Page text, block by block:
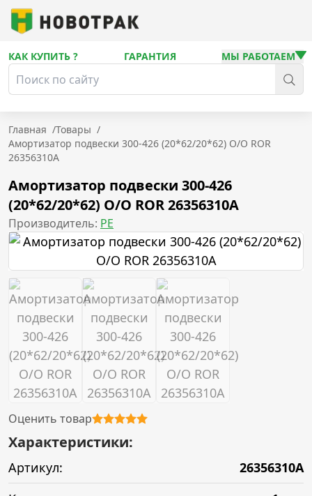
КАК КУПИТЬ ? ГАРАНТИЯ МЫ РАБОТАЕМ
Главная /Товары /
Амортизатор подвески 300-426 (20*62/20*62) O/O ROR
26356310A
Амортизатор подвески 300-426
(20*62/20*62) O/O ROR 26356310A
Производитель: PE
Оценить товар
Характеристики:
Артикул:
26356310A